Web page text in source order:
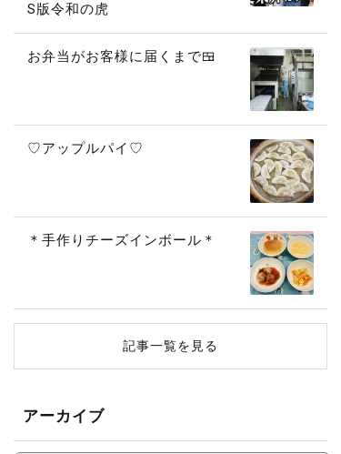
S版令和の虎
お弁当がお客様に届くまで🍱
♡アップルパイ♡
＊手作りチーズインボール＊
記事一覧を見る
アーカイブ